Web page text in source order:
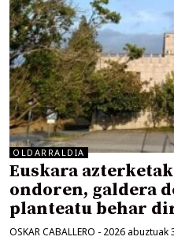
OLDARRALDIA
Euskara
ondoren, galdera
planteatu behar
OSKAR CABALLERO - 2026 abuztuak